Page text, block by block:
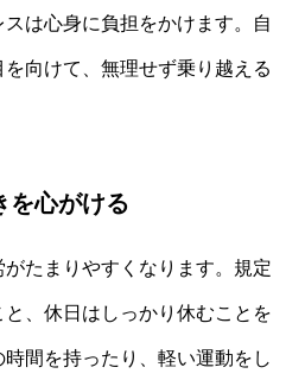
は心身に負担をかけます。自
向けて、無理せず乗り越える
を心がける
たまりやすくなります。規定
、休日はしっかり休むことを
間を持ったり、軽い運動をし